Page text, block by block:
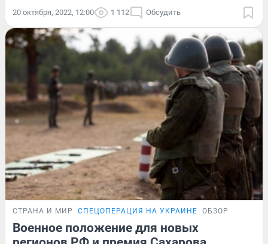
20 октября, 2022, 12:00 1 112 Обсудить
СТРАНА И МИР СПЕЦОПЕРАЦИЯ НА УКРАИНЕ ОБЗОР
Военное положение для новых